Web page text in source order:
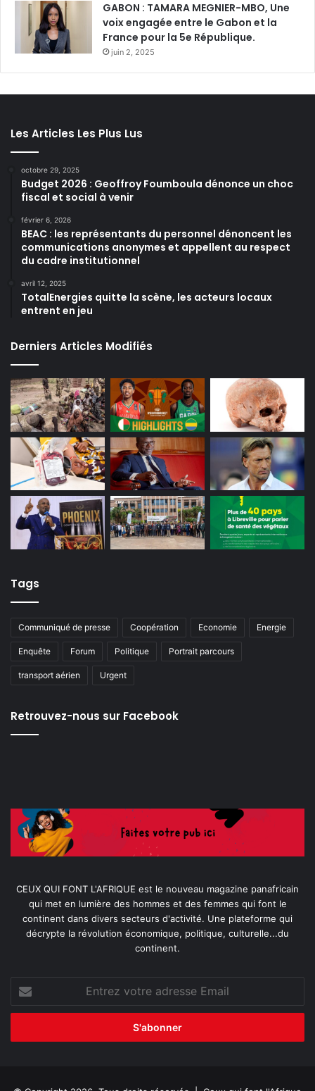
GABON : TAMARA MEGNIER-MBO, Une
voix engagée entre le Gabon et la
France pour la 5e République.
juin 2, 2025
Les Articles Les Plus Lus
octobre 29, 2025
Budget 2026 : Geoffroy Foumboula dénonce un choc
fiscal et social à venir
février 6, 2026
BEAC : les représentants du personnel dénoncent les
communications anonymes et appellent au respect
du cadre institutionnel
avril 12, 2025
TotalEnergies quitte la scène, les acteurs locaux
entrent en jeu
Derniers Articles Modifiés
Tags
Communiqué de presse Coopération Economie Energie
Enquête Forum Politique Portrait parcours
transport aérien Urgent
Retrouvez-nous sur Facebook
CEUX QUI FONT L'AFRIQUE est le nouveau magazine panafricain
qui met en lumière des hommes et des femmes qui font le
continent dans divers secteurs d'activité. Une plateforme qui
décrypte la révolution économique, politique, culturelle...du
continent.
votre
adresse